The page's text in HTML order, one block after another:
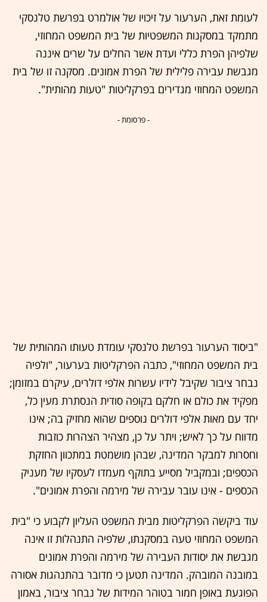
לעומת זאת, הערעור על זיכויו של אולמרט בפרשת טלנסקי
מתמקד במסקנות המשפטיות של בית המשפט המחוזי,
שלפיהן הפרת כללי ועדת אשר החלים על שרים איננה
מגבשת עבירה פלילית של הפרת אמונים. מסקנה זו של בית
המשפט המחוזי מגדירים בפרקליטות "טעות מהותית".
- פרסומת -
"ביסוד הערעור בפרשת טלנסקי עומדת טעותו המהותית של
בית המשפט המחוזי", כתבה הפרקליטות בערעור, "ולפיה
נבחר ציבור שקיבל לידיו עשרות אלפי דולרים, עיקרם במזומן;
מפקיד את כולם או חלקם בקופה סודית הנסתרת מעין כל,
יחד עם מאות אלפי דולרים נוספים שהוא מחזיק בה; אינו
מדווח על כך לאיש; ויתר על כן, מצהיר הצהרות כוזבות
וחסרות למבקר המדינה, שבהן מושמטת במתכוון החזקת
הכספים; ובמקביל מסייע בתוקף מעמדו לעסקיו של מעניק
הכספים - אינו עובר עבירה של מירמה והפרת אמונים".
עוד ביקשה הפרקליטות מבית המשפט העליון לקבוע כי "בית
המשפט המחוזי טעה במסקנתו, שלפיה התנהלות זו אינה
מגבשת את יסודות העבירה של מירמה והפרת אמונים
במובנה המובהק. המדינה תטען כי מדובר בהתנהגות אסורה
הפוגעת באופן חמור בטוהר המידות של נבחר ציבור, באמון